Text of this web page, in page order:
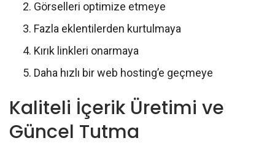
Görselleri optimize etmeye
Fazla eklentilerden kurtulmaya
Kırık linkleri onarmaya
Daha hızlı bir web hosting’e geçmeye
Kaliteli İçerik Üretimi ve
Güncel Tutma